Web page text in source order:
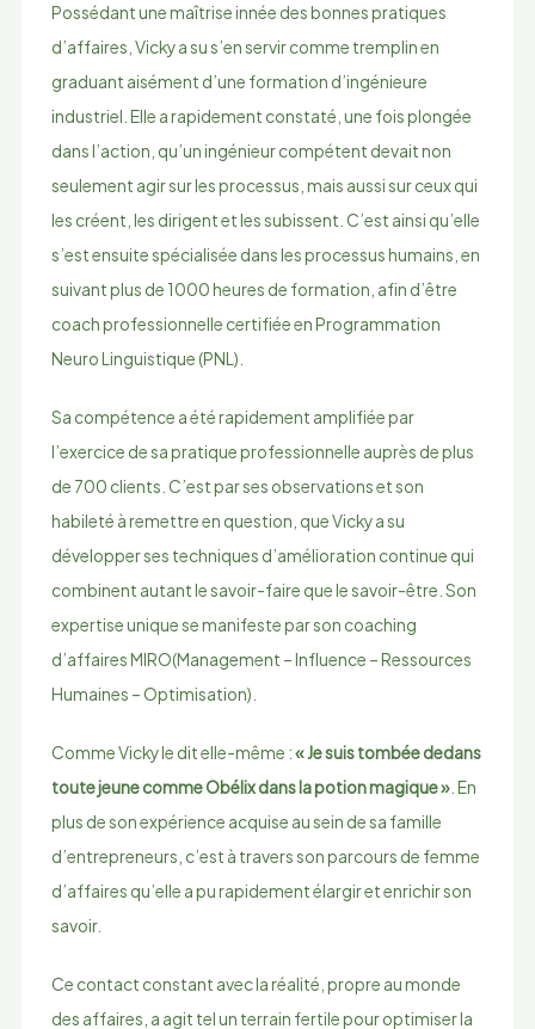
Possédant une maîtrise innée des bonnes pratiques
d’affaires, Vicky a su s’en servir comme tremplin en
graduant aisément d’une formation d’ingénieure
industriel. Elle a rapidement constaté, une fois plongée
dans l’action, qu’un ingénieur compétent devait non
seulement agir sur les processus, mais aussi sur ceux qui
les créent, les dirigent et les subissent. C’est ainsi qu’elle
s’est ensuite spécialisée dans les processus humains, en
suivant plus de 1000 heures de formation, afin d’être
coach professionnelle certifiée en Programmation
Neuro Linguistique (PNL).
Sa compétence a été rapidement amplifiée par
l’exercice de sa pratique professionnelle auprès de plus
de 700 clients. C’est par ses observations et son
habileté à remettre en question, que Vicky a su
développer ses techniques d’amélioration continue qui
combinent autant le savoir-faire que le savoir-être. Son
expertise unique se manifeste par son coaching
d’affaires MIRO(Management – Influence – Ressources
Humaines – Optimisation).
Comme Vicky le dit elle-même :« Je suis tombée dedans
toute jeune comme Obélix dans la potion magique ». En
plus de son expérience acquise au sein de sa famille
d’entrepreneurs, c’est à travers son parcours de femme
d’affaires qu’elle a pu rapidement élargir et enrichir son
savoir.
Ce contact constant avec la réalité, propre au monde
des affaires, a agit tel un terrain fertile pour optimiser la